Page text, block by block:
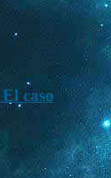
caso